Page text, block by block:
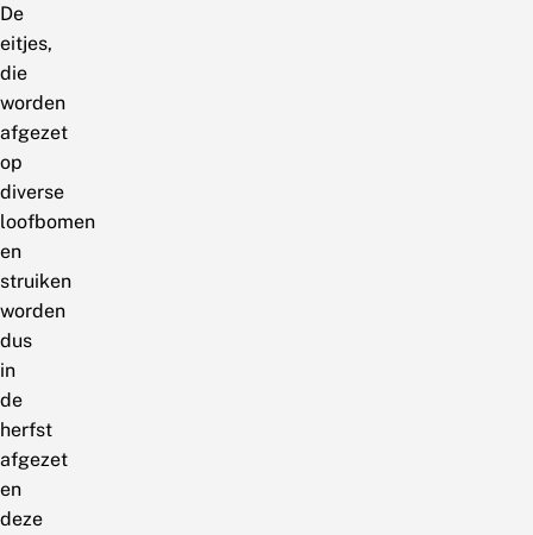
De
eitjes,
die
worden
afgezet
op
diverse
loofbomen
en
struiken
worden
dus
in
de
herfst
afgezet
en
deze